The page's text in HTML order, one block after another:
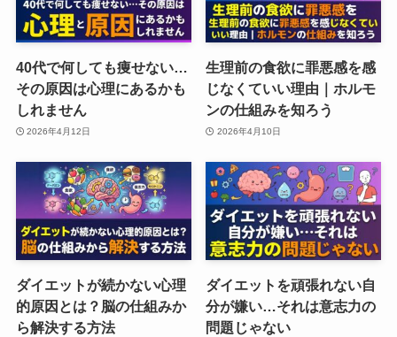
40代で何しても痩せない…
その原因は心理にあるかも
しれません
2026年4月12日
生理前の食欲に罪悪感を感
じなくていい理由｜ホルモ
ンの仕組みを知ろう
2026年4月10日
ダイエットが続かない心理
的原因とは？脳の仕組みか
ら解決する方法
ダイエットを頑張れない自
分が嫌い…それは意志力の
問題じゃない